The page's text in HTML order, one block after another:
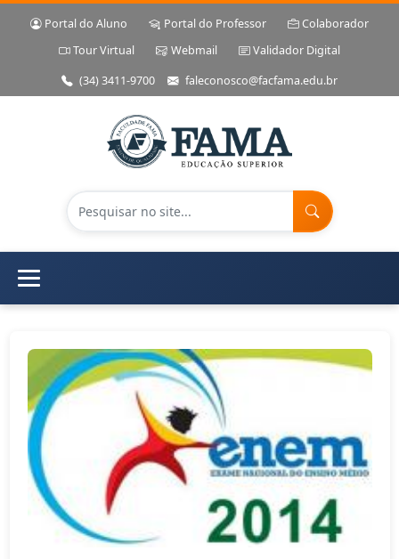
Portal do Aluno Portal do Professor
Colaborador
Tour Virtual
Webmail
Validador Digital
(34) 3411-9700
faleconosco@facfama.edu.br